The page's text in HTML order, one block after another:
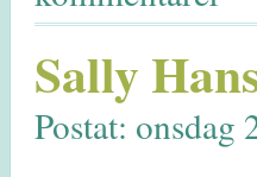
Sally
Postat: onsdag